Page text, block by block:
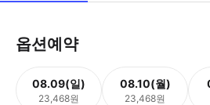
옵션예약
08.09(일)
23,468원
08.10(월)
23,468원